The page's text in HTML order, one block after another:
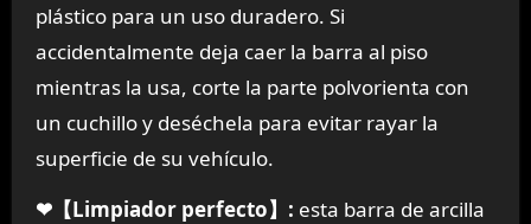
plástico para un uso duradero. Si
accidentalmente deja caer la barra al piso
mientras la usa, corte la parte polvorienta con
un cuchillo y deséchela para evitar rayar la
superficie de su vehículo.
❤【Limpiador perfecto】: esta barra de arcilla